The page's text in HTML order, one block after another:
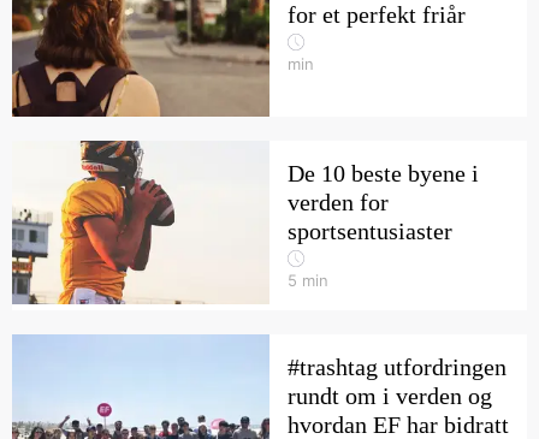
for et perfekt friår
min
De 10 beste byene i
verden for
sportsentusiaster
5 min
#trashtag utfordringen
rundt om i verden og
hvordan EF har bidratt